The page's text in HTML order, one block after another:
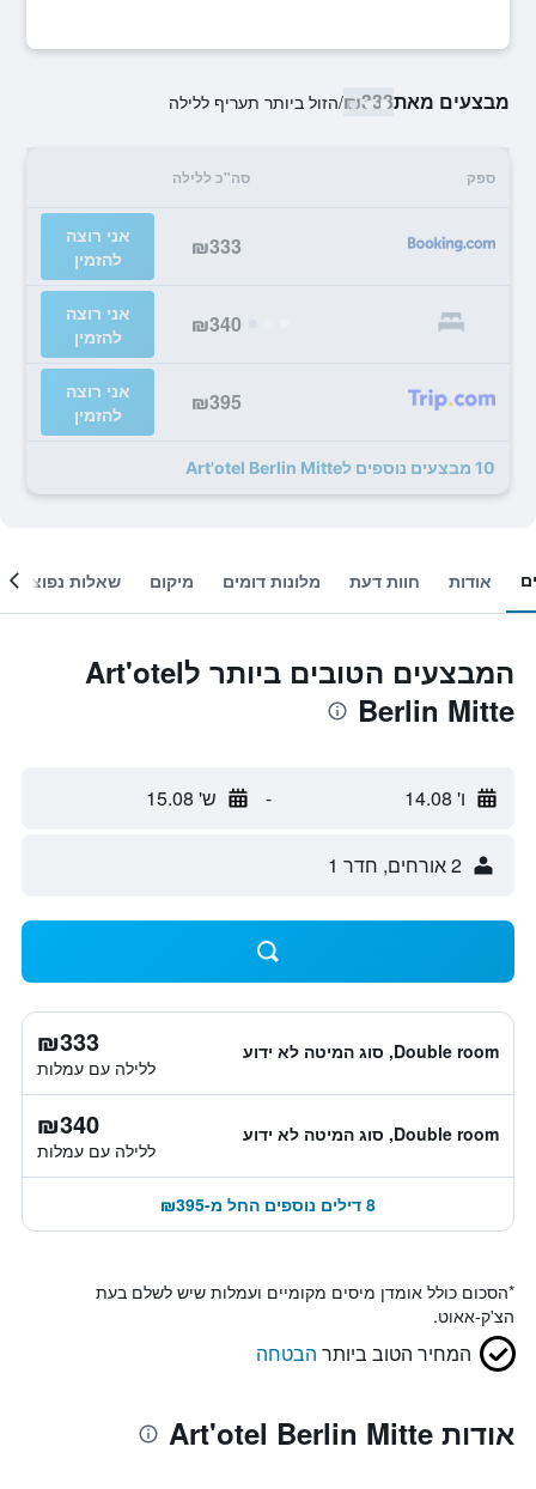
מבצעים מאת₪333
/הזול ביותר תעריף ללילה
ספק סה"כ ללילה
₪333
אני רוצה
להזמין
₪340
אני רוצה
להזמין
₪395
אני רוצה
להזמין
10 מבצעים נוספים לArt'otel Berlin Mitte
אודות חוות דעת מלונות דומים מיקום שאלות נפוצות
המבצעים הטובים ביותר לArt'otel
Berlin Mitte
ו' 14.08 - ש' 15.08
2 אורחים, חדר 1
Double room, סוג המיטה לא ידוע ₪333
ללילה עם עמלות
Double room, סוג המיטה לא ידוע ₪340
ללילה עם עמלות
8 דילים נוספים החל מ-₪395
*הסכום כולל אומדן מיסים מקומיים ועמלות שיש לשלם בעת
הצ'ק-אאוט.
המחיר הטוב ביותר הבטחה
אודות Art'otel Berlin Mitte